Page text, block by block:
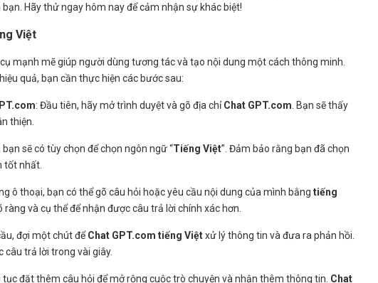
Hãy thử ngay hôm nay để cảm nhận sự khác biệt!
Việt
mạnh mẽ giúp người dùng tương tác và tạo nội dung một cách thông minh.
hiệu quả, bạn cần thực hiện các bước sau:
: Đầu tiên, hãy mở trình duyệt và gõ địa chỉChat GPT.com . Bạn sẽ thấy
thiện.
sẽ có tùy chọn để chọn ngôn ngữ “Tiếng Việt”. Đảm bảo rằng bạn đã chọn
tốt nhất.
ô thoại, bạn có thể gõ câu hỏi hoặc yêu cầu nội dung của mình bằng tiếng
ràng và cụ thể để nhận được câu trả lời chính xác hơn.
đợi một chút đểChat GPT.com tiếng Việtxử lý thông tin và đưa ra phản hồi.
trả lời trong vài giây.
tục đặt thêm câu hỏi để mở rộng cuộc trò chuyện và nhận thêm thông tin. Chat